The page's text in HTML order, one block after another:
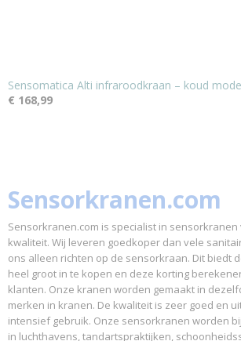
Sensomatica Alti infraroodkraan – koud
€ 168,99
Sensorkranen.com
Sensorkranen.com is specialist in
kwaliteit. Wij leveren goedkoper dan vele
ons alleen richten op de sensorkraan. Dit biedt
heel groot in te kopen en deze korting
klanten. Onze kranen worden gemaakt in
merken in kranen. De kwaliteit is zeer goed en
intensief gebruik. Onze sensorkranen worden
in luchthavens, tandartspraktijken,